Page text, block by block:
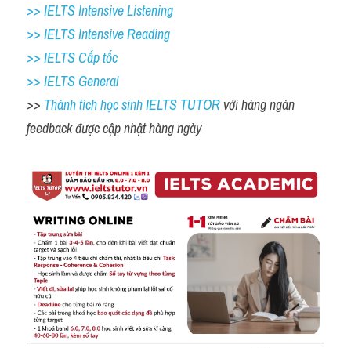
>> IELTS Intensive Listening
>> IELTS Intensive Reading
>> IELTS Cấp tốc
>> IELTS General
>> Thành tích học sinh IELTS TUTOR với hàng ngàn
feedback được cập nhật hàng ngày